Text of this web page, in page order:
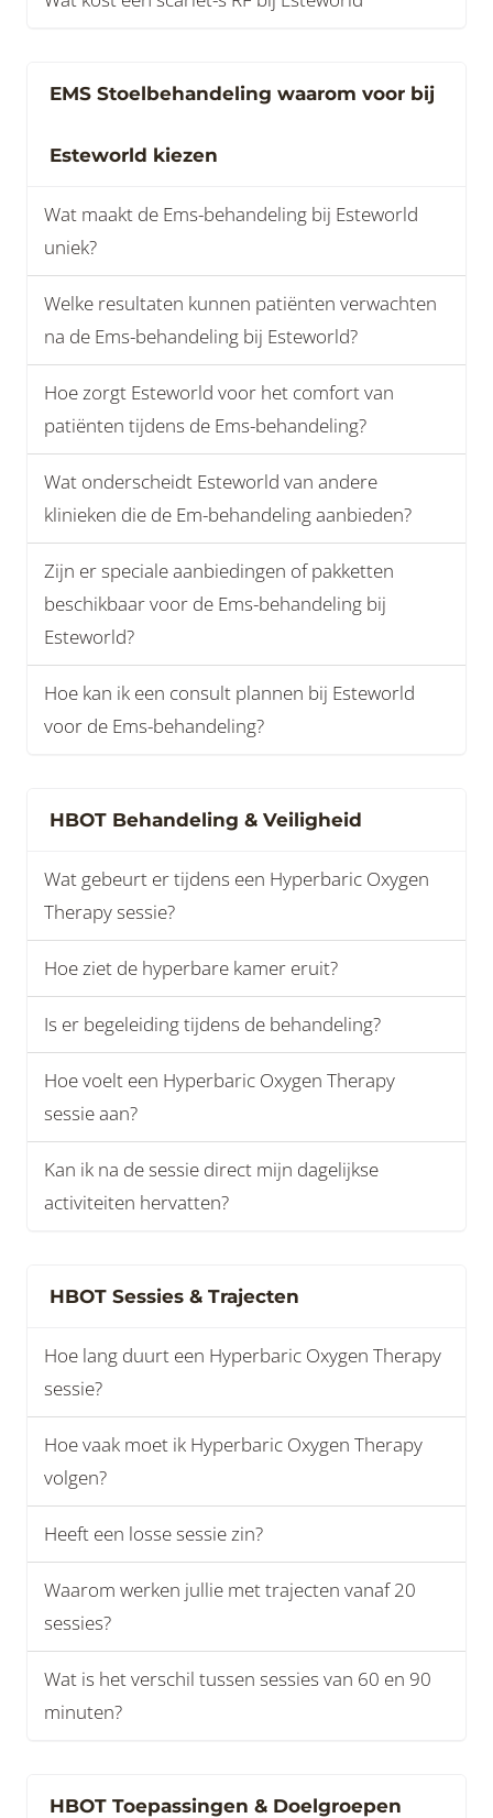
EMS Stoelbehandeling waarom voor bij
Esteworld kiezen
Wat maakt de Ems-behandeling bij Esteworld
uniek?
Welke resultaten kunnen patiënten verwachten
na de Ems-behandeling bij Esteworld?
Hoe zorgt Esteworld voor het comfort van
patiënten tijdens de Ems-behandeling?
Wat onderscheidt Esteworld van andere
klinieken die de Em-behandeling aanbieden?
Zijn er speciale aanbiedingen of pakketten
beschikbaar voor de Ems-behandeling bij
Esteworld?
Hoe kan ik een consult plannen bij Esteworld
voor de Ems-behandeling?
HBOT Behandeling & Veiligheid
Wat gebeurt er tijdens een Hyperbaric Oxygen
Therapy sessie?
Hoe ziet de hyperbare kamer eruit?
Is er begeleiding tijdens de behandeling?
Hoe voelt een Hyperbaric Oxygen Therapy
sessie aan?
Kan ik na de sessie direct mijn dagelijkse
activiteiten hervatten?
HBOT Sessies & Trajecten
Hoe lang duurt een Hyperbaric Oxygen Therapy
sessie?
Hoe vaak moet ik Hyperbaric Oxygen Therapy
volgen?
Heeft een losse sessie zin?
Waarom werken jullie met trajecten vanaf 20
sessies?
Wat is het verschil tussen sessies van 60 en 90
minuten?
HBOT Toepassingen & Doelgroepen